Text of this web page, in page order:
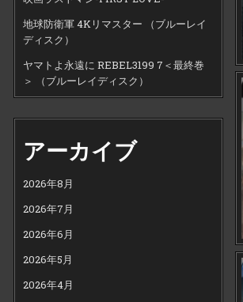
地球防衛軍 4Kリマスター （ブルーレイ
ディスク）
ヤマトよ永遠に REBEL3199 7＜最終巻
＞ （ブルーレイディスク）
アーカイブ
2026年8月
2026年7月
2026年6月
2026年5月
2026年4月